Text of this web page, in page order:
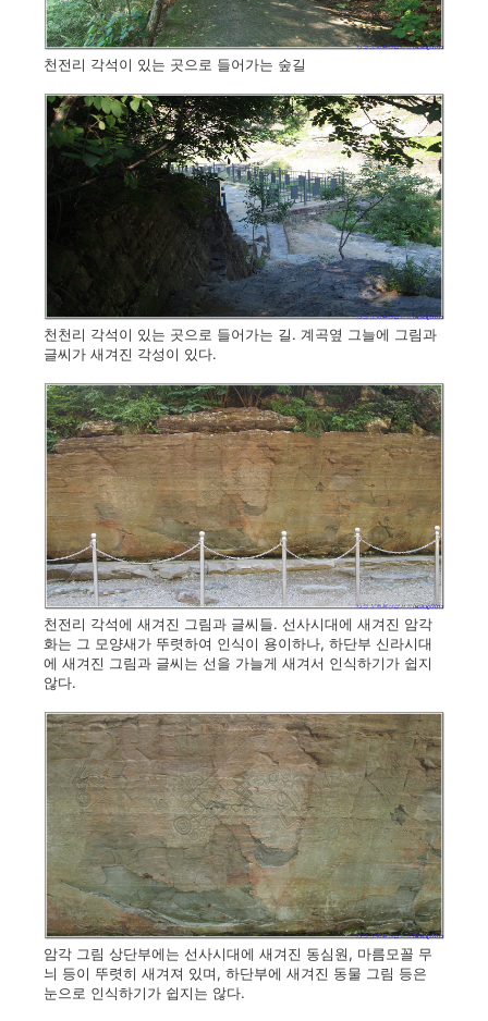
천전리 각석이 있는 곳으로 들어가는 숲길
천천리 각석이 있는 곳으로 들어가는 길. 계곡옆 그늘에 그림과
글씨가 새겨진 각성이 있다.
천전리 각석에 새겨진 그림과 글씨들. 선사시대에 새겨진 암각
화는 그 모양새가 뚜렷하여 인식이 용이하나, 하단부 신라시대
에 새겨진 그림과 글씨는 선을 가늘게 새겨서 인식하기가 쉽지
않다.
암각 그림 상단부에는 선사시대에 새겨진 동심원, 마름모꼴 무
늬 등이 뚜렷히 새겨져 있며, 하단부에 새겨진 동물 그림 등은
눈으로 인식하기가 쉽지는 않다.